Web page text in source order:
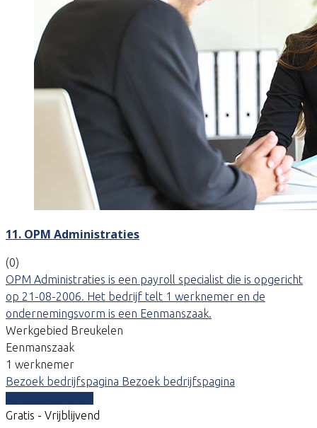
11. OPM Administraties
(0)
OPM Administraties is een payroll specialist die is opgericht
op 21-08-2006. Het bedrijf telt 1 werknemer en de
ondernemingsvorm is een Eenmanszaak.
Werkgebied Breukelen
Eenmanszaak
1 werknemer
Bezoek bedrijfspagina Bezoek bedrijfspagina
Gratis - Vrijblijvend